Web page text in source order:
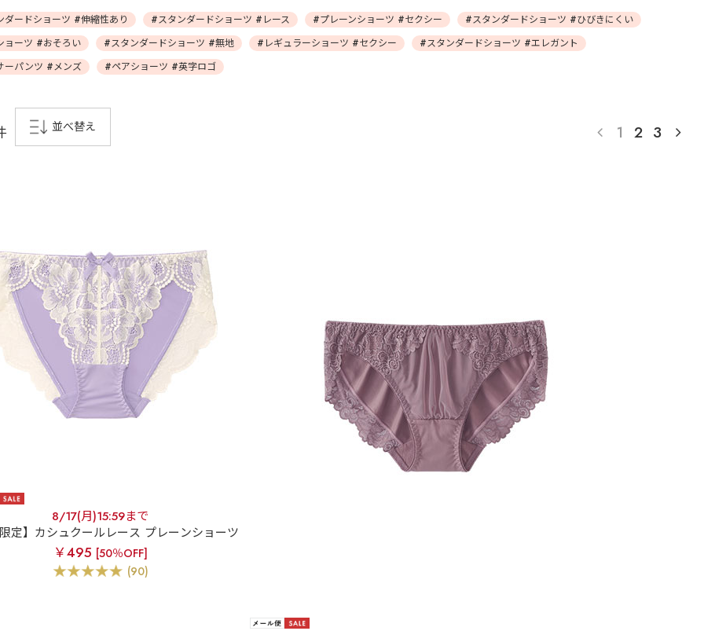
ダードショーツ #伸縮性あり #スタンダードショーツ #レース #プレーンショーツ #セクシー
#スタンダードショーツ #ひびきにくい
ョーツ #おそろい
#スタンダードショーツ #無地 #レギュラーショーツ #セクシー
#スタンダードショーツ #エレガント
ーパンツ #メンズ
#ペアショーツ #英字ロゴ
1 2 3
並べ替え
8/17(月)15:59まで
定】カシュクールレース プレーンショーツ
￥495 [50％OFF]
(90)